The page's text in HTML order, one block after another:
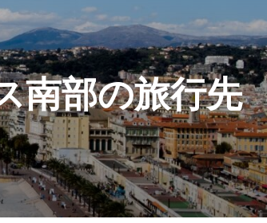
南部の旅行先